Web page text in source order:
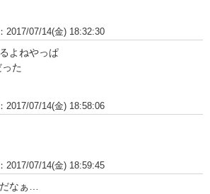
2017/07/14(金) 18:32:30
よねやっぱ
た
2017/07/14(金) 18:58:06
2017/07/14(金) 18:59:45
なぁ…